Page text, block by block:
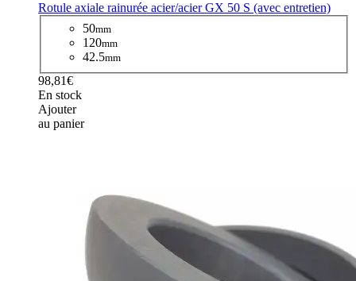
Rotule axiale rainurée acier/acier GX 50 S (avec entretien)
50mm
120mm
42.5mm
98,81€
En stock
Ajouter
au panier